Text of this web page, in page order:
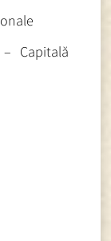
Capitală